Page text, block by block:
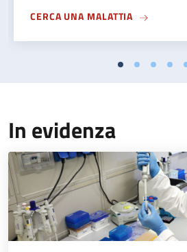
CERCA UNA MALATTIA
In evidenza